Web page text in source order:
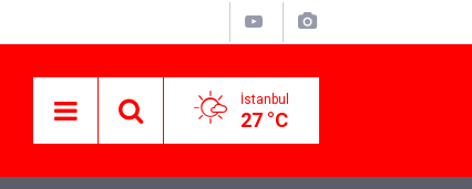
İstanbul
27 °C